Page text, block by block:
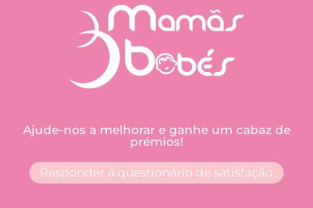
Ajude-nos a melhorar e ganhe um cabaz de
prémios!
Responder a questionário de satisfação